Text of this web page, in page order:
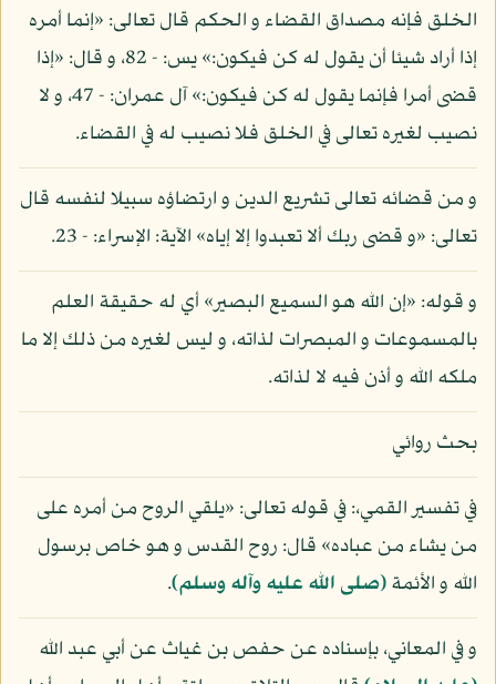
الخلق فإنه مصداق القضاء و الحكم قال تعالى: «إنما أمره
إذا أراد شيئا أن يقول له كن فيكون:» يس: - 82، و قال: «إذا
قضى أمرا فإنما يقول له كن فيكون:» آل عمران: - 47، و لا
نصيب لغيره تعالى في الخلق فلا نصيب له في القضاء.
و من قضائه تعالى تشريع الدين و ارتضاؤه سبيلا لنفسه قال
تعالى: «و قضى ربك ألا تعبدوا إلا إياه» الآية: الإسراء: - 23.
و قوله: «إن الله هو السميع البصير» أي له حقيقة العلم
بالمسموعات و المبصرات لذاته، و ليس لغيره من ذلك إلا ما
ملكه الله و أذن فيه لا لذاته.
بحث روائي
في تفسير القمي،: في قوله تعالى: «يلقي الروح من أمره على
من يشاء من عباده» قال: روح القدس و هو خاص برسول
الله و الأئمة(صلى الله عليه وآله وسلم).
و في المعاني، بإسناده عن حفص بن غياث عن أبي عبد الله